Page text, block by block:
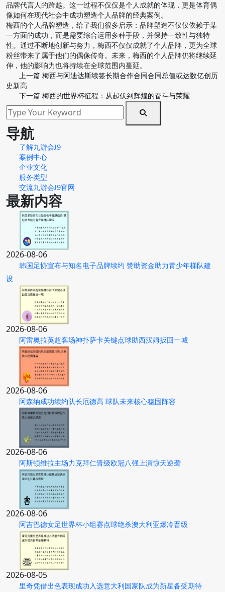
品牌代言人的跨越。这一过程不仅仅是个人成就的体现，更是体育偶
像如何在现代社会中成功塑造个人品牌的经典案例。
梅西的个人品牌塑造，给了我们很多启示：品牌塑造不仅仅依赖于某
一方面的成功，而是需要综合运用多种手段，并保持一致性与独特
性。通过不断地创新与努力，梅西不仅仅成就了个人品牌，更为全球
粉丝带来了属于他们的偶像传奇。未来，梅西的个人品牌仍将继续延
伸，他的影响力也将持续在全球范围内蔓延。
上一篇 梅西与阿迪达斯续签长期合作合同合同总值或达数亿创历
史新高
下一篇 梅西的世界杯征程：从起伏到辉煌的奋斗与荣耀
导航
了解九游会J9
案例中心
企业文化
服务类型
交流九游会J9官网
最新内容
2026-08-06
韩国足协宣布与知名电子品牌续约 赞助资金助力青少年梯队建
设
2026-08-06
阿雷奥拉英超客场神扑萨卡关键点球助西汉姆扳回一城
2026-08-06
阿森纳成功续约队长厄德高 球队未来核心稳固阵容
2026-08-06
阿斯顿维拉主场力克拜仁晋级欧冠八强上演惊天逆袭
2026-08-06
阿吉巴德女足世界杯小组赛点球绝杀澳大利亚爆冷晋级
2026-08-05
里奇凭借出色表现成功入选意大利国家队成为新星备受期待